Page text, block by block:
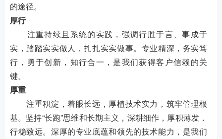
的途径。
厚行
注重持续且系统的实践，强调行胜于言、事成于
实，踏踏实实做人，扎扎实实做事。专业精深，务实笃
行，勇于创新，知行合一，是我们获得客户信赖的关
键。
厚重
注重积淀，着眼长远，厚植技术实力，筑牢管理根
基。坚持“长跑”思维和长期主义，深耕细作，厚积薄发，
行稳致远。深厚的专业底蕴和领先的技术能力，是我们